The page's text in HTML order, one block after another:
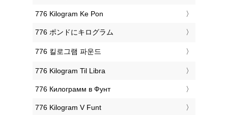
‎776 Kilogram Ke Pon
‎776 ポンドにキログラム
‎776 킬로그램 파운드
‎776 Kilogram Til Libra
‎776 Килограмм в Фунт
‎776 Kilogram V Funt